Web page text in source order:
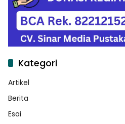
Kategori
Artikel
Berita
Esai